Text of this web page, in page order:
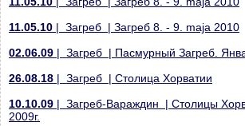
11.05.10 | Загреб | Загреб 8. - 9. maja 2010
02.06.09 | Загреб | Пасмурный Загреб.
26.08.18 | Загреб | Столица Хорватии
10.10.09 | Загреб-Вараждин | Столицы
2009г.